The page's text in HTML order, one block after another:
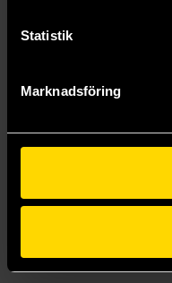
Statistik
Marknadsföring
239 kr